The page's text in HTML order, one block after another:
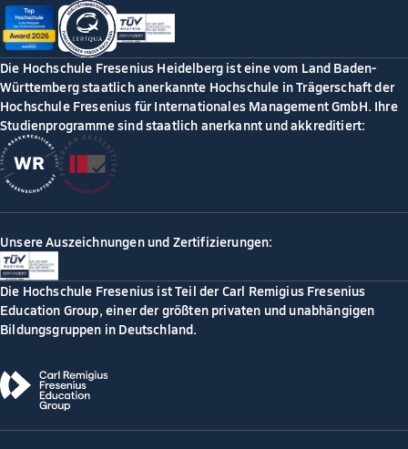
Die Hochschule Fresenius Heidelberg ist eine vom Land Baden-
Württemberg staatlich anerkannte Hochschule in Trägerschaft der
Hochschule Fresenius für Internationales Management GmbH. Ihre
Studienprogramme sind staatlich anerkannt und akkreditiert:
Unsere Auszeichnungen und Zertifizierungen:
Die Hochschule Fresenius ist Teil der Carl Remigius Fresenius
Education Group, einer der größten privaten und unabhängigen
Bildungsgruppen in Deutschland.